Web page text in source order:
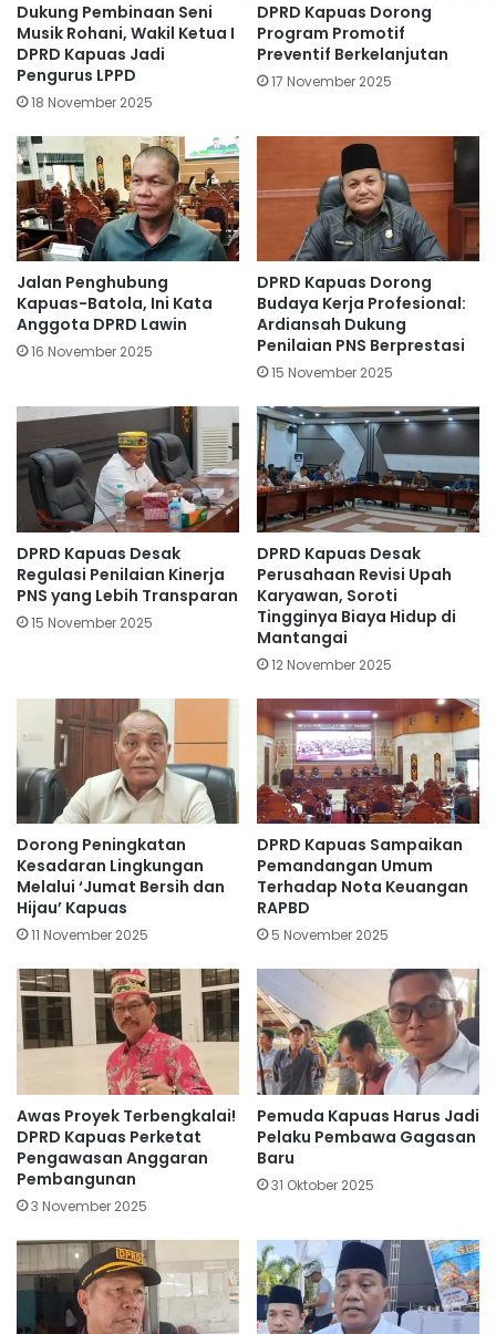
Dukung Pembinaan Seni
Musik Rohani, Wakil Ketua I
DPRD Kapuas Jadi
Pengurus LPPD
18 November 2025
DPRD Kapuas Dorong
Program Promotif
Preventif Berkelanjutan
17 November 2025
Jalan Penghubung
Kapuas-Batola, Ini Kata
Anggota DPRD Lawin
16 November 2025
DPRD Kapuas Dorong
Budaya Kerja Profesional:
Ardiansah Dukung
Penilaian PNS Berprestasi
15 November 2025
DPRD Kapuas Desak
Regulasi Penilaian Kinerja
PNS yang Lebih Transparan
15 November 2025
DPRD Kapuas Desak
Perusahaan Revisi Upah
Karyawan, Soroti
Tingginya Biaya Hidup di
Mantangai
12 November 2025
Dorong Peningkatan
Kesadaran Lingkungan
Melalui ‘Jumat Bersih dan
Hijau’ Kapuas
11 November 2025
DPRD Kapuas Sampaikan
Pemandangan Umum
Terhadap Nota Keuangan
RAPBD
5 November 2025
Awas Proyek Terbengkalai!
DPRD Kapuas Perketat
Pengawasan Anggaran
Pembangunan
3 November 2025
Pemuda Kapuas Harus Jadi
Pelaku Pembawa Gagasan
Baru
31 Oktober 2025